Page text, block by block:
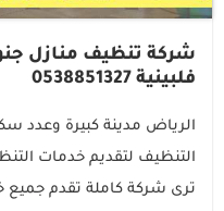
شركة تنظيف منازل
فلبينية 0538851327
الرياض مدينة كبيرة وعدد
التنظيف لتقديم خدمات
ترى شركة كاملة تقدم